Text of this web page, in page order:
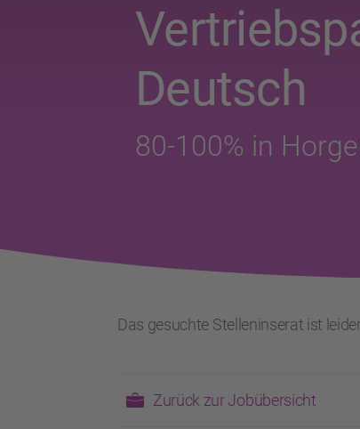
Deutsch
80-100% in
Das gesuchte Stelleninserat ist
Zurück zur Jobübersicht